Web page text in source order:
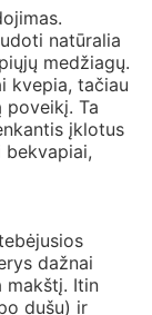
natūralia
medžiagų.
kvepia, tačiau
poveikį. Ta
įklotus
dažnai
makštį. Itin
dušu) ir